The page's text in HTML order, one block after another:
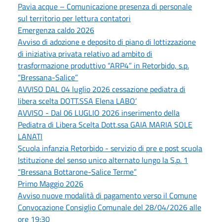
Pavia acque – Comunicazione presenza di personale
sul territorio per lettura contatori
Emergenza caldo 2026
Avviso di adozione e deposito di piano di lottizzazione
di iniziativa privata relativo ad ambito di
trasformazione produttivo “ARP4” in Retorbido, s.p.
“Bressana-Salice”
AVVISO DAL 04 luglio 2026 cessazione pediatra di
libera scelta DOTT.SSA Elena LABO’
AVVISO - Dal 06 LUGLIO 2026 inserimento della
Pediatra di Libera Scelta Dott.ssa GAIA MARIA SOLE
LANATI
Scuola infanzia Retorbido - servizio di pre e post scuola
Istituzione del senso unico alternato lungo la S.p. 1
“Bressana Bottarone-Salice Terme”
Primo Maggio 2026
Avviso nuove modalità di pagamento verso il Comune
Convocazione Consiglio Comunale del 28/04/2026 alle
ore 19:30